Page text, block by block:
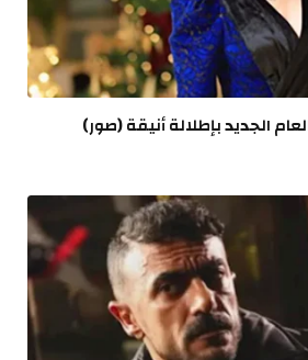
الجديد بإطلالة أنيقة (صور)